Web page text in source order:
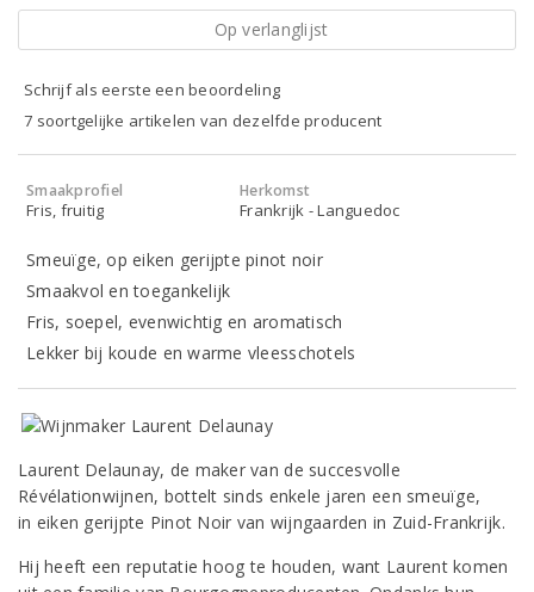
Op verlanglijst
Schrijf als eerste een beoordeling
7 soortgelijke artikelen van dezelfde producent
Smaakprofiel
Fris, fruitig
Herkomst
Frankrijk - Languedoc
Smeuïge, op eiken gerijpte pinot noir
Smaakvol en toegankelijk
Fris, soepel, evenwichtig en aromatisch
Lekker bij koude en warme vleesschotels
Laurent Delaunay, de maker van de succesvolle
Révélationwijnen, bottelt sinds enkele jaren een smeuïge,
in eiken gerijpte Pinot Noir van wijngaarden in Zuid-Frankrijk.
Hij heeft een reputatie hoog te houden, want Laurent komen